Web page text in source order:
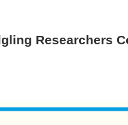
Researchers